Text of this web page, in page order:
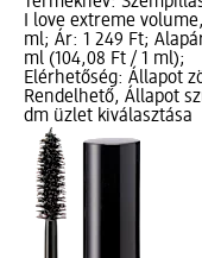
I love extreme
ml; Ár: 1 249 Ft;
ml (104,08 Ft / 1 ml);
Elérhetőség: Állapot
Rendelhető, Állapot
dm üzlet kiválasztása